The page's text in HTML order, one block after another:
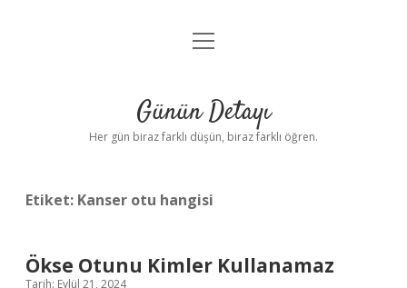
Anasayfa
Yasal Uyarı
menüyü
Günün Detayı
Her gün biraz farklı düşün, biraz farklı öğren.
Etiket: Kanser otu hangisi
Ökse Otunu Kimler Kullanamaz
Tarih: Eylül 21, 2024